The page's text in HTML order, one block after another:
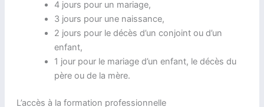
4 jours pour un mariage,
3 jours pour une naissance,
2 jours pour le décès d’un conjoint ou d’un
enfant,
1 jour pour le mariage d’un enfant, le décès du
père ou de la mère.
L’accès à la formation professionnelle